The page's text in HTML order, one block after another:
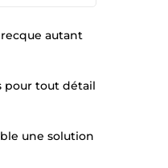
autant
pour tout détail
une solution